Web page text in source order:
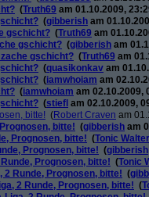
(Truth69 am 01.10.2009,
(gibberish am
gschicht? (Truth69 am
gschicht? (gibberish am
gschicht? (Truth69 am
(quasikonkav am
(iamwhoiam am
(iamwhoiam am 02.10.2009,
(stiefl am 02.10.2009,
bitte! (Robert Craven am
bitte! (gibberish am
Prognosen, bitte! (Tonic Walter
Prognosen, bitte! (gibberish
Prognosen, bitte! (Tonic
2 Runde, Prognosen, bitte! (
2 Runde, Prognosen, bitte! (